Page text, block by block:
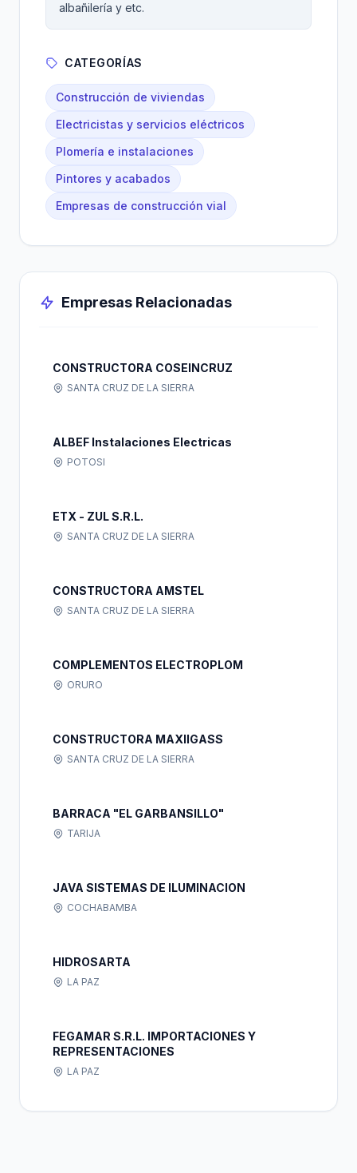
albañilería y etc.
CATEGORÍAS
Construcción de viviendas
Electricistas y servicios eléctricos
Plomería e instalaciones
Pintores y acabados
Empresas de construcción vial
Empresas Relacionadas
CONSTRUCTORA COSEINCRUZ
SANTA CRUZ DE LA SIERRA
ALBEF Instalaciones Electricas
POTOSI
ETX - ZUL S.R.L.
SANTA CRUZ DE LA SIERRA
CONSTRUCTORA AMSTEL
SANTA CRUZ DE LA SIERRA
COMPLEMENTOS ELECTROPLOM
ORURO
CONSTRUCTORA MAXIIGASS
SANTA CRUZ DE LA SIERRA
BARRACA "EL GARBANSILLO"
TARIJA
JAVA SISTEMAS DE ILUMINACION
COCHABAMBA
HIDROSARTA
LA PAZ
FEGAMAR S.R.L. IMPORTACIONES Y
REPRESENTACIONES
LA PAZ